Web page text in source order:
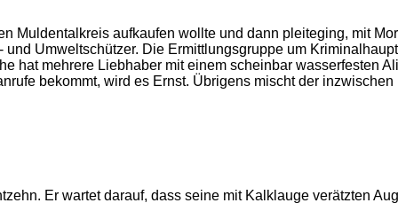
Muldentalkreis aufkaufen wollte und dann pleiteging, mit
Umweltschützer. Die Ermittlungsgruppe um
hat mehrere Liebhaber mit einem scheinbar wasserfesten
bekommt, wird es Ernst. Übrigens mischt der
Er wartet darauf, dass seine mit Kalklauge verätzten